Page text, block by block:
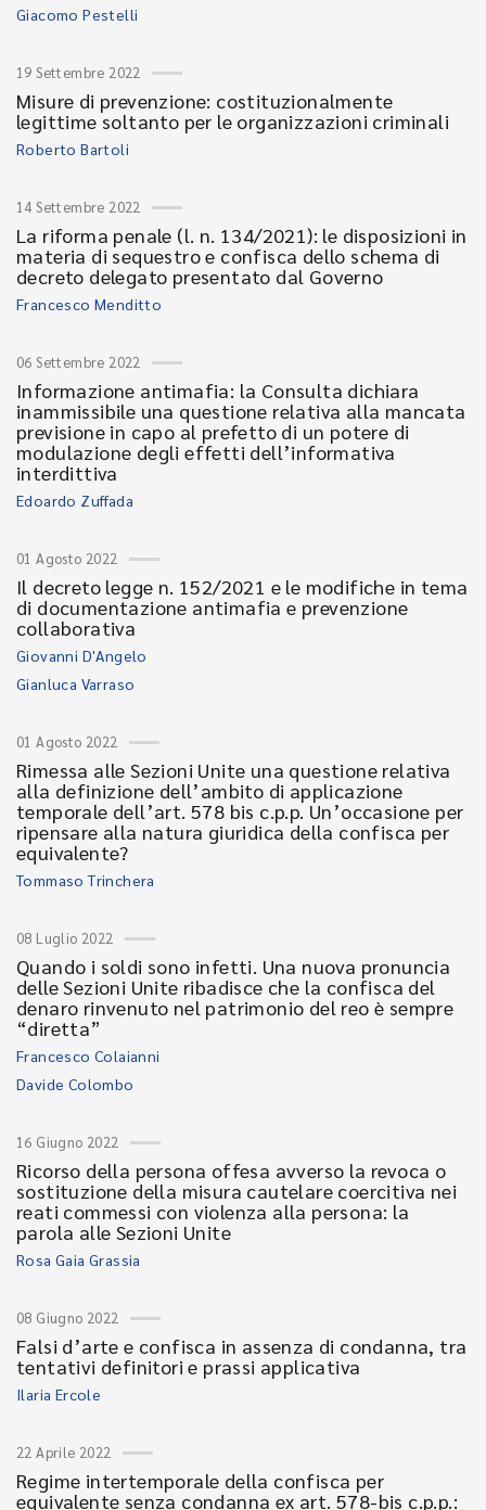
Giacomo Pestelli
19 Settembre 2022
Misure di prevenzione: costituzionalmente
legittime soltanto per le organizzazioni criminali
Roberto Bartoli
14 Settembre 2022
La riforma penale (l. n. 134/2021): le disposizioni in
materia di sequestro e confisca dello schema di
decreto delegato presentato dal Governo
Francesco Menditto
06 Settembre 2022
Informazione antimafia: la Consulta dichiara
inammissibile una questione relativa alla mancata
previsione in capo al prefetto di un potere di
modulazione degli effetti dell’informativa
interdittiva
Edoardo Zuffada
01 Agosto 2022
Il decreto legge n. 152/2021 e le modifiche in tema
di documentazione antimafia e prevenzione
collaborativa
Giovanni D'Angelo
Gianluca Varraso
01 Agosto 2022
Rimessa alle Sezioni Unite una questione relativa
alla definizione dell’ambito di applicazione
temporale dell’art. 578 bis c.p.p. Un’occasione per
ripensare alla natura giuridica della confisca per
equivalente?
Tommaso Trinchera
08 Luglio 2022
Quando i soldi sono infetti. Una nuova pronuncia
delle Sezioni Unite ribadisce che la confisca del
denaro rinvenuto nel patrimonio del reo è sempre
“diretta”
Francesco Colaianni
Davide Colombo
16 Giugno 2022
Ricorso della persona offesa avverso la revoca o
sostituzione della misura cautelare coercitiva nei
reati commessi con violenza alla persona: la
parola alle Sezioni Unite
Rosa Gaia Grassia
08 Giugno 2022
Falsi d’arte e confisca in assenza di condanna, tra
tentativi definitori e prassi applicativa
Ilaria Ercole
22 Aprile 2022
Regime intertemporale della confisca per
equivalente senza condanna ex art. 578-bis c.p.p.: